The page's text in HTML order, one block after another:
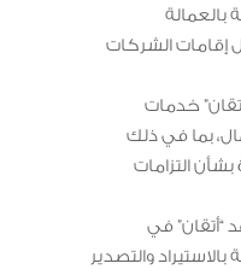
بالعمالة
إقامات الشركات
خدمات
بما في ذلك
بشأن التزامات
“أتقان” في
والتصدير